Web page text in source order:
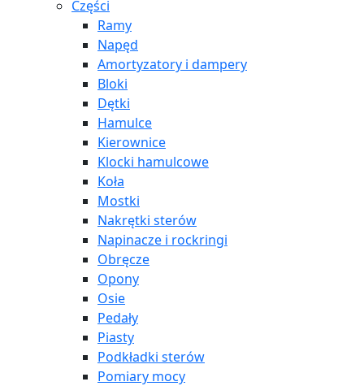
Części
Ramy
Napęd
Amortyzatory i dampery
Bloki
Dętki
Hamulce
Kierownice
Klocki hamulcowe
Koła
Mostki
Nakrętki sterów
Napinacze i rockringi
Obręcze
Opony
Osie
Pedały
Piasty
Podkładki sterów
Pomiary mocy